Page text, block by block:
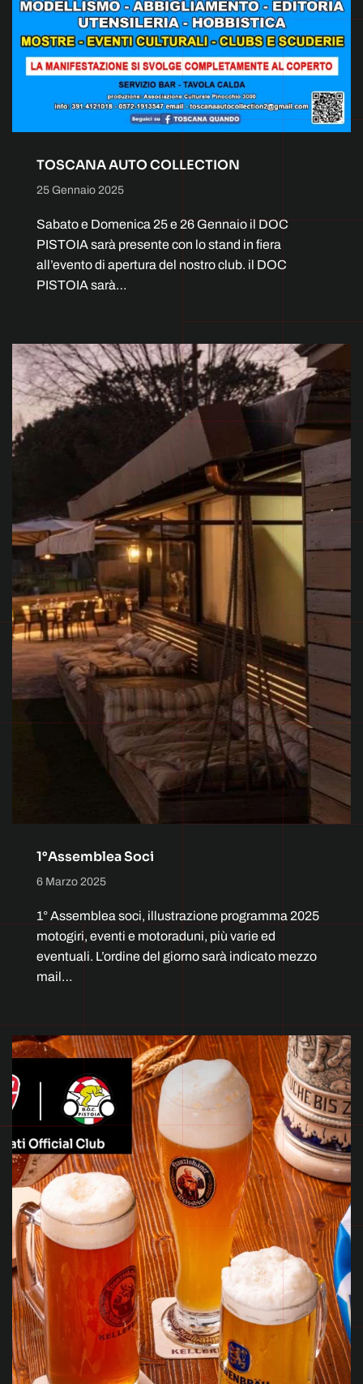
TOSCANA AUTO COLLECTION
25 Gennaio 2025
Sabato e Domenica 25 e 26 Gennaio il DOC
PISTOIA sarà presente con lo stand in fiera
all’evento di apertura del nostro club. il DOC
PISTOIA sarà…
1°Assemblea Soci
6 Marzo 2025
1° Assemblea soci, illustrazione programma 2025
motogiri, eventi e motoraduni, più varie ed
eventuali. L’ordine del giorno sarà indicato mezzo
mail…